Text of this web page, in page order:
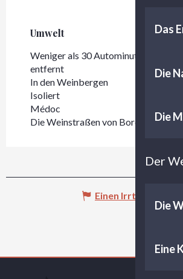
Das
Die
Die
Der
Die
Eine
Umwelt
Umwelt
Weniger als 30 Autominuten von
entfernt
In den Weinbergen
Isoliert
Médoc
Die Weinstraßen von Bordeaux -
Einen Irrtum